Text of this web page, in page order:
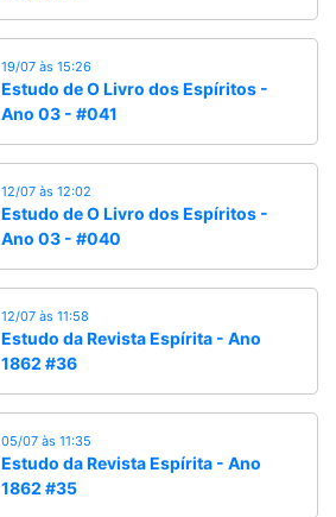
19/07 às 15:26
Estudo de O Livro dos Espíritos -
Ano 03 - #041
12/07 às 12:02
Estudo de O Livro dos Espíritos -
Ano 03 - #040
12/07 às 11:58
Estudo da Revista Espírita - Ano
1862 #36
05/07 às 11:35
Estudo da Revista Espírita - Ano
1862 #35